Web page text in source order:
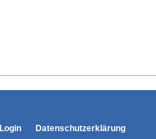
Login Datenschutzerklärung